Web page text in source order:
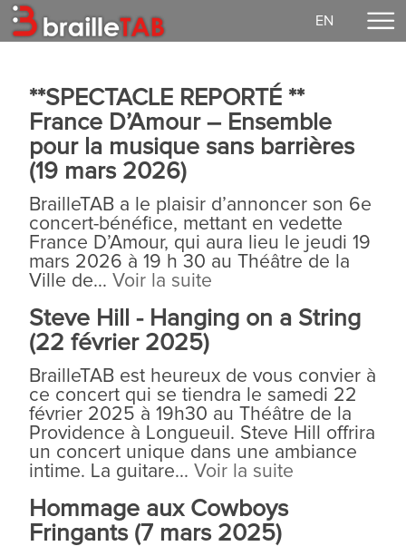
Faire un don
Concerts
Connexion
Vie démocratique
EN
**SPECTACLE REPORTÉ **
France D’Amour – Ensemble
pour la musique sans barrières
(19 mars 2026)
BrailleTAB a le plaisir d’annoncer son 6e
concert-bénéfice, mettant en vedette
France D’Amour, qui aura lieu le jeudi 19
mars 2026 à 19 h 30 au Théâtre de la
Ville de...Voir la suite
Steve Hill - Hanging on a String
(22 février 2025)
BrailleTAB est heureux de vous convier à
ce concert qui se tiendra le samedi 22
février 2025 à 19h30 au Théâtre de la
Providence à Longueuil. Steve Hill offrira
un concert unique dans une ambiance
intime. La guitare...Voir la suite
Hommage aux Cowboys
Fringants (7 mars 2025)